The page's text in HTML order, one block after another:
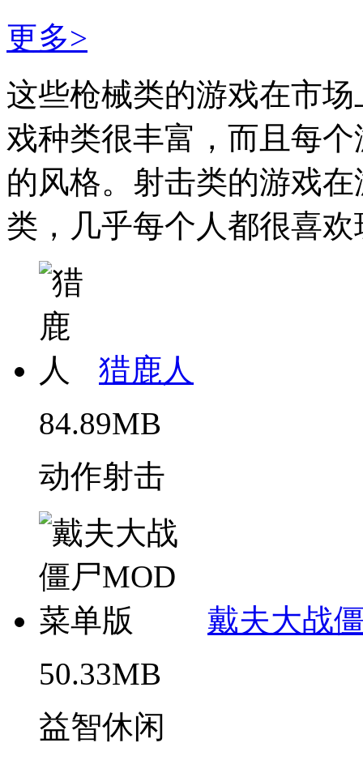
更多>
这些枪械类的游戏在市
戏种类很丰富，而且每
的风格。射击类的游戏
类，几乎每个人都很喜
猎鹿人
84.89MB
动作射击
戴夫大战
50.33MB
益智休闲